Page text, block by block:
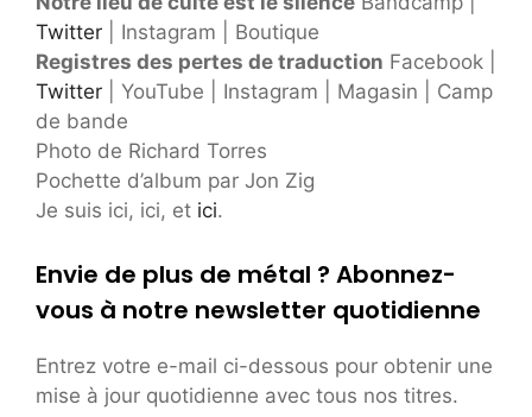
Twitter | Instagram | Boutique
Registres des pertes de traduction Facebook |
Twitter | YouTube | Instagram | Magasin | Camp
de bande
Photo de Richard Torres
Pochette d’album par Jon Zig
Je suis ici, ici, et ici.
Envie de plus de métal ? Abonnez-
vous à notre newsletter quotidienne
Entrez votre e-mail ci-dessous pour obtenir une
mise à jour quotidienne avec tous nos titres.